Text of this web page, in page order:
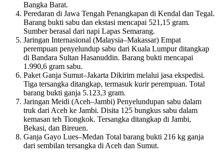
Bangka Barat.
Peredaran di Jawa Tengah Penangkapan di Kendal dan Tegal.
Barang bukti sabu dan ekstasi mencapai 521,15 gram.
Sumber berasal dari napi Lapas Semarang.
Jaringan Internasional (Malaysia–Makassar) Empat
perempuan penyelundup sabu dari Kuala Lumpur ditangkap
di Bandara Sultan Hasanuddin. Barang bukti mencapai
1.990,6 gram sabu.
Paket Ganja Sumut–Jakarta Dikirim melalui jasa ekspedisi.
Tiga tersangka ditangkap, termasuk kurir perempuan. Total
barang bukti ganja 5.123,3 gram.
Jaringan Meidi (Aceh–Jambi) Penyelundupan sabu dalam
truk dari Aceh ke Jambi. Disita 125 bungkus sabu dalam
kemasan teh Tiongkok. Tersangka ditangkap di Jambi,
Bekasi, dan Bireuen.
Ganja Gayo Lues–Medan Total barang bukti 216 kg ganja
dari sembilan tersangka di Aceh dan Sumut.